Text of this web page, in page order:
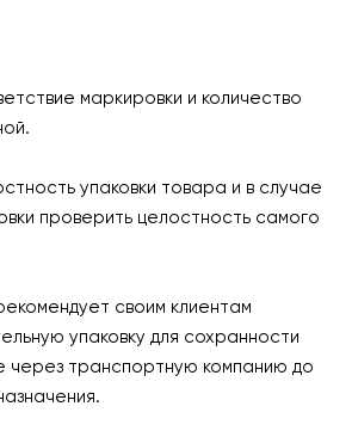
маркировки и количество
упаковки товара и в случае
проверить целостность самого
своим клиентам
упаковку для сохранности
через транспортную компанию до